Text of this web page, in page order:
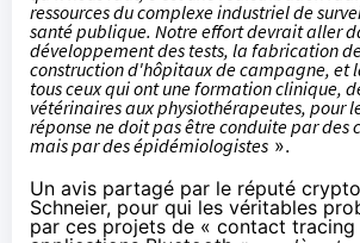
ressources du complexe industriel de
santé publique. Notre effort devrait aller
développement des tests, la fabrication
construction d'hôpitaux de campagne, et
tous ceux qui ont une formation clinique,
vétérinaires aux physiothérapeutes, pour
réponse ne doit pas être conduite par des
mais par des épidémiologistes ».
Un avis partagé par le réputé
Schneier, pour qui les véritables
par ces projets de « contact tracing